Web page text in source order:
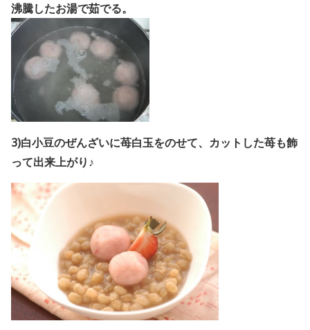
沸騰したお湯で茹でる。
3)白小豆のぜんざいに苺白玉をのせて、カットした苺も飾
って出来上がり♪